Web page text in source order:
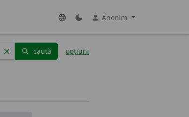
language dark_mode person Anonim
clear search caută opțiuni